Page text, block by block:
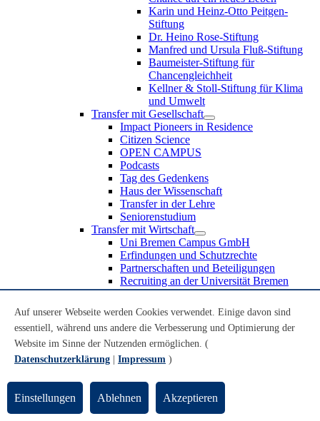
Karin und Heinz-Otto Peitgen-
Stiftung
Dr. Heino Rose-Stiftung
Manfred und Ursula Fluß-Stiftung
Baumeister-Stiftung für
Chancengleichheit
Kellner & Stoll-Stiftung für Klima
und Umwelt
Transfer mit Gesellschaft
Impact Pioneers in Residence
Citizen Science
OPEN CAMPUS
Podcasts
Tag des Gedenkens
Haus der Wissenschaft
Transfer in der Lehre
Seniorenstudium
Transfer mit Wirtschaft
Uni Bremen Campus GmbH
Erfindungen und Schutzrechte
Partnerschaften und Beteiligungen
Recruiting an der Universität Bremen
Weiterbildung an der Universität Bremen
Transfer mit Schule
Schülerinnen und Schüler
MINT-Schnupperstudium
Schulklassen
Lehrkräfte
UniTransfer - Servicestelle für Transferaktivitäten
Transfermagazin der Universität Bremen
Auf unserer Webseite werden Cookies verwendet. Einige davon sind
essentiell, während uns andere die Verbesserung und Optimierung der
Website im Sinne der Nutzenden ermöglichen. (
Datenschutzerklärung
Impressum )
Einstellungen Ablehnen Akzeptieren